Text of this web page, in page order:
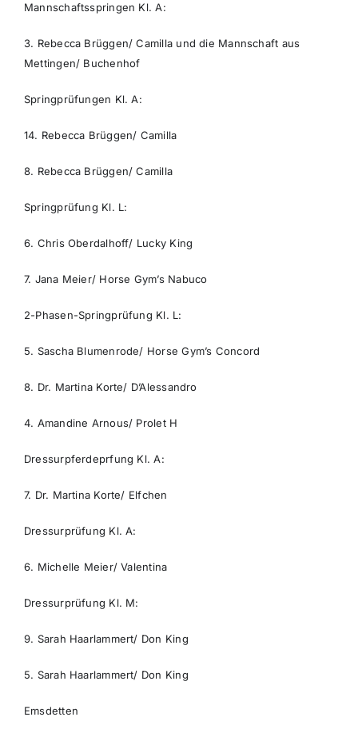
Mannschaftsspringen Kl. A:
3. Rebecca Brüggen/ Camilla und die Mannschaft aus
Mettingen/ Buchenhof
Springprüfungen Kl. A:
14. Rebecca Brüggen/ Camilla
8. Rebecca Brüggen/ Camilla
Springprüfung Kl. L:
6. Chris Oberdalhoff/ Lucky King
7. Jana Meier/ Horse Gym’s Nabuco
2-Phasen-Springprüfung Kl. L:
5. Sascha Blumenrode/ Horse Gym’s Concord
8. Dr. Martina Korte/ D’Alessandro
4. Amandine Arnous/ Prolet H
Dressurpferdeprfung Kl. A:
7. Dr. Martina Korte/ Elfchen
Dressurprüfung Kl. A:
6. Michelle Meier/ Valentina
Dressurprüfung Kl. M:
9. Sarah Haarlammert/ Don King
5. Sarah Haarlammert/ Don King
Emsdetten